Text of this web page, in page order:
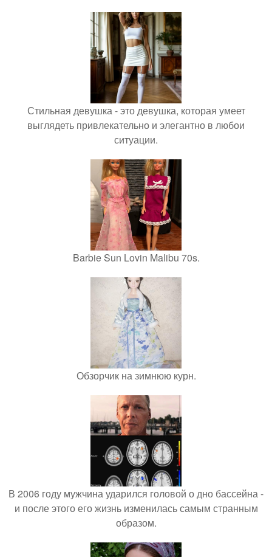
Стильная девушка - это девушка, которая умеет
выглядеть привлекательно и элегантно в любои
ситуации.
Barbie Sun Lovin Malibu 70s.
Обзорчик на зимнюю курн.
В 2006 году мужчина ударился головой о дно бассейна -
и после этого его жизнь изменилась самым странным
образом.